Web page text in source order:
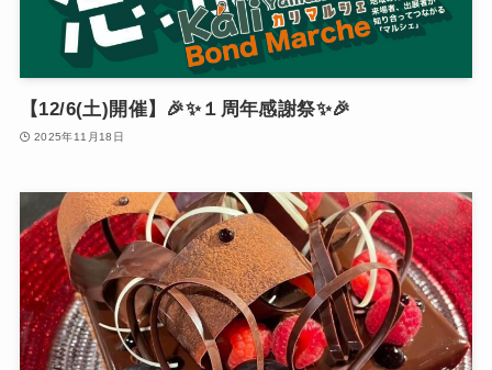
【12/6(土)開催】🎉✨１周年感謝祭✨🎉
2025年11月18日